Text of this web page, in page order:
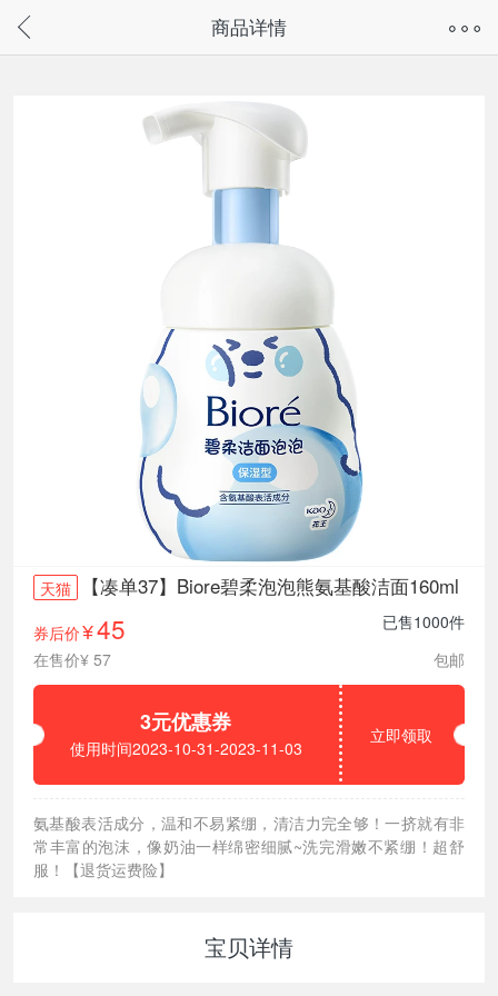
请通过微信或支付宝搜“奇兔客小程序”访问
商品详情
天猫 【凑单37】Biore碧柔泡泡熊氨基酸洁面160ml
券后价¥45
已售1000件
在售价¥ 57
包邮
3元优惠券
使用时间2023-10-31-2023-11-03
立即领取
氨基酸表活成分，温和不易紧绷，清洁力完全够！一挤就有非
常丰富的泡沫，像奶油一样绵密细腻~洗完滑嫩不紧绷！超舒
服！【退货运费险】
宝贝详情